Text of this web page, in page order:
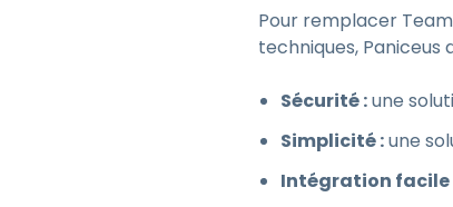
Pour remplacer
techniques,
Sécurité :une
Simplicité :une
Intégration facile